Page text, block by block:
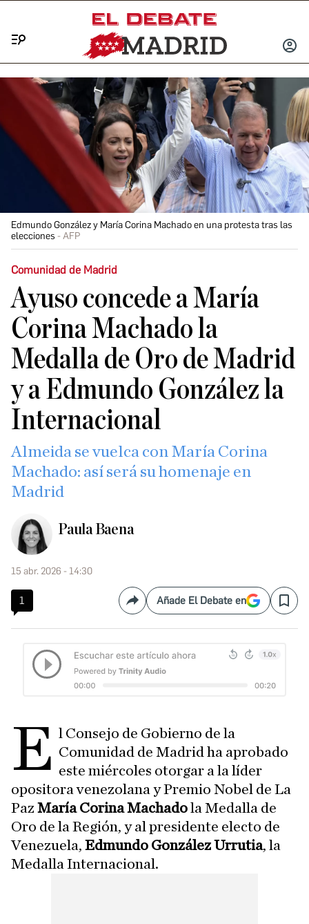
INICIAR
Edmundo González y María Corina Machado en una protesta tras las
elecciones
AFP
Comunidad de Madrid
Ayuso concede a María
Corina Machado la
Medalla de Oro de Madrid
y a Edmundo González la
Internacional
Almeida se vuelca con María Corina
Machado: así será su homenaje en
Madrid
Paula Baena
15 abr. 2026 - 14:30
1 CompartirAñade El Debate en Save
E l Consejo de Gobierno de la
Comunidad de Madrid ha aprobado
este miércoles otorgar a la líder
opositora venezolana y Premio Nobel de La
PazMaría Corina Machadola Medalla de
Oro de la Región, y al presidente electo de
Venezuela, Edmundo González Urrutia, la
Medalla Internacional.